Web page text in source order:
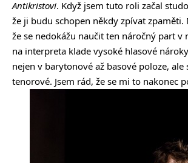
Antikristovi. Když jsem tuto roli začal
že ji budu schopen někdy zpívat zpaměti.
že se nedokážu naučit ten náročný part v
na interpreta klade vysoké hlasové
nejen v barytonové až basové poloze, ale
tenorové. Jsem rád, že se mi to nakonec